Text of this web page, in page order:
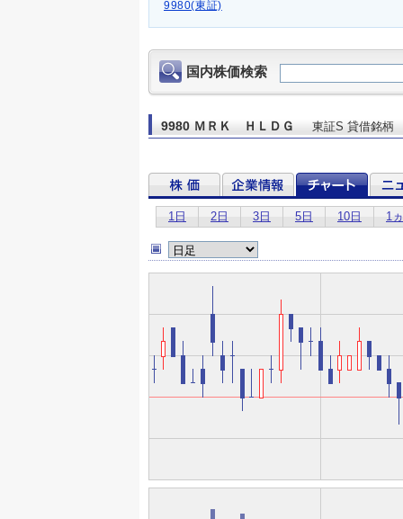
9980(東証)